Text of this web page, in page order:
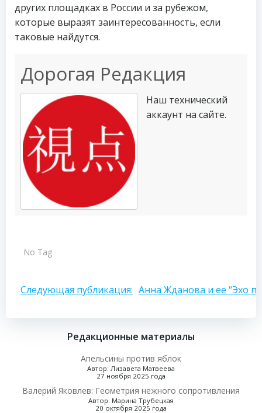
других площадках в России и за рубежом,
которые выразят заинтересованность, если
таковые найдутся.
Дорогая Редакция
Наш технический
аккаунт на сайте.
No Tag
Навигация
по
записям
Следующая публикация: Анна Жданова и ее “Эхо
Редакционные материалы
Апельсины против яблок
Автор: Лизавета Матвеева
27 ноября 2025 года
Валерий Яковлев: Геометрия нежного сопротивления
Автор: Марина Трубецкая
20 октября 2025 года